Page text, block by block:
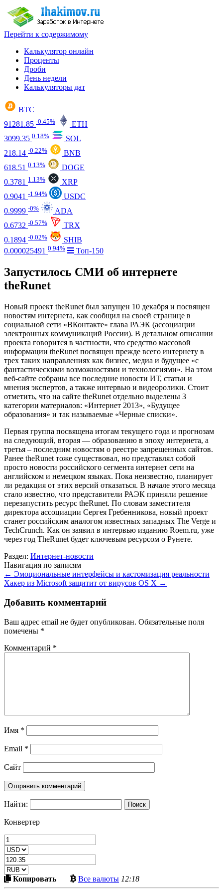
Перейти к содержимому
Калькулятор онлайн
Проценты
Дроби
День недели
Калькуляторы дат
BTC
91281.85 -0.45%
ETH
3099.35 0.18%
SOL
218.14 -0.22%
BNB
618.51 0.13%
DOGE
0.3781 1.13%
XRP
0.9041 -1.94%
USDC
0.9999 -0%
ADA
0.6732 -0.57%
TRX
0.1894 -0.02%
SHIB
0.000025491 0.94% Топ-150
Запустилось СМИ об интернете
theRunet
Новый проект theRunet был запущен 10 декабря и посвящен
новостям интернета, как сообщил на своей странице в
социальной сети «ВКонтакте» глава РАЭК (ассоциации
электронных коммуникаций России). В детальном описании
проекта говорится в частности, что средство массовой
информации theRunet посвящен прежде всего интернету в
трех таких направлениях как бизнес, медиа и будущее «с
фантастическими возможностями и технологиями». На этом
веб-сайте собраны все последние новости ИТ, статьи и
мнения экспертов, а также интервью и видеоролики. Стоит
отметить, что на сайте theRunet отдельно выделены 3
категории материалов: «Интернет 2013», «Будущее
образования» и так называемые «Черные списки».
Первая группа посвящена итогам текущего года и прогнозам
на следующий, вторая — образованию в эпоху интернета, а
третья – последним новостям о реестре запрещенных сайтов.
Ранее theRunet тоже существовал, но представлял собой
просто новости российского сегмента интернет сети на
английском и немецком языках. Пока неизвестно, планирует
ли редакция от этих версий отказаться. В начале этого месяца
стало известно, что представители РАЭК приняли решение
перезапустить ресурс theRunet. По словам заместителя
директора ассоциации Сергея Гребенникова, новый проект
станет российским аналогом известных западных The Verge и
TechCrunch. Как он заявил в интервью изданию Roem.ru, уже
через год TheRunet будет ключевым ресурсом о Рунете.
Раздел: Интернет-новости
Навигация по записям
← Эмоциональные интерфейсы и кастомизация реальности
Хакер из Microsoft защитит от вирусов OS X →
Добавить комментарий
Ваш адрес email не будет опубликован. Обязательные поля
помечены *
Комментарий *
Имя *
Email *
Сайт
Найти:
Конвертер
КопироватьСкопировать
в
Все валютыБольше
криптовалют
12:18